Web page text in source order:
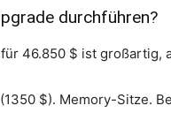
durchführen?
46.850 $ ist großartig,
(1350 $). Memory-Sitze.